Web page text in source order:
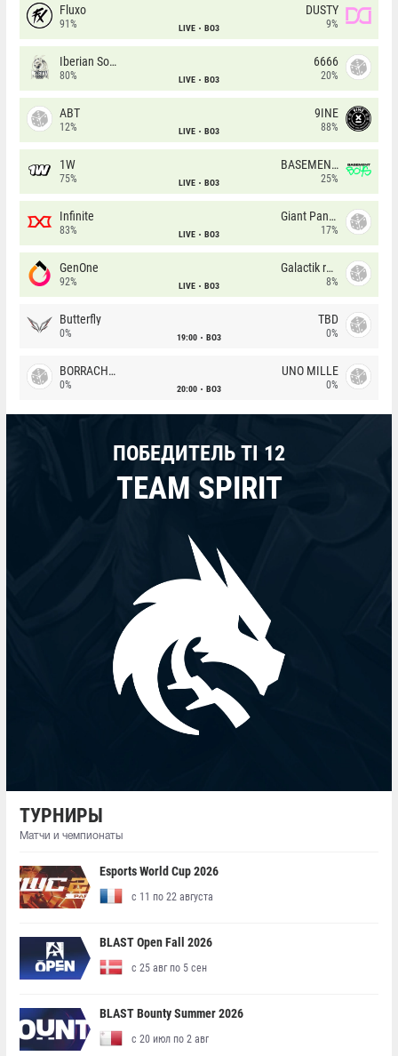
Fluxo
91% LIVE BO3
DUSTY
9%
Iberian Soul
80% LIVE BO3
6666
20%
ABT
12% LIVE BO3
9INE
88%
1W
75% LIVE BO3
BASEMENT BOYS
25%
Infinite
83% LIVE BO3
Giant Pandas
17%
GenOne
92% LIVE BO3
Galactik rebels
8%
Butterfly
0% 19:00 BO3
TBD
0%
BORRACHEIROS
0% 20:00 BO3
UNO MILLE
0%
ПОБЕДИТЕЛЬ TI 12
TEAM SPIRIT
ТУРНИРЫ
Матчи и чемпионаты
Esports World Cup 2026
с 11 по 22 августа
BLAST Open Fall 2026
с 25 авг по 5 сен
BLAST Bounty Summer 2026
с 20 июл по 2 авг